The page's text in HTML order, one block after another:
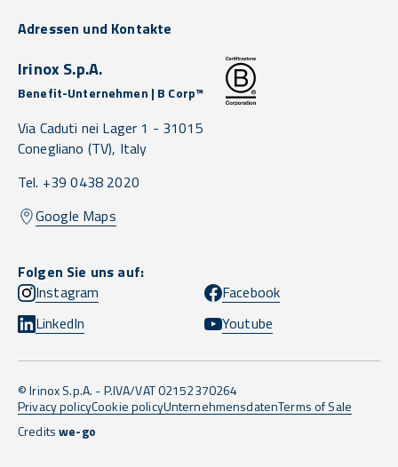
Adressen und Kontakte
Irinox S.p.A.
Benefit-Unternehmen | B Corp™
Via Caduti nei Lager 1 - 31015
Conegliano (TV), Italy
Tel. +39 0438 2020
Google Maps
Folgen Sie uns auf:
Instagram
Facebook
LinkedIn
Youtube
© Irinox S.p.A. - P.IVA/VAT 02152370264
Privacy policyCookie policyUnternehmensdatenTerms of Sale
Creditswe-go